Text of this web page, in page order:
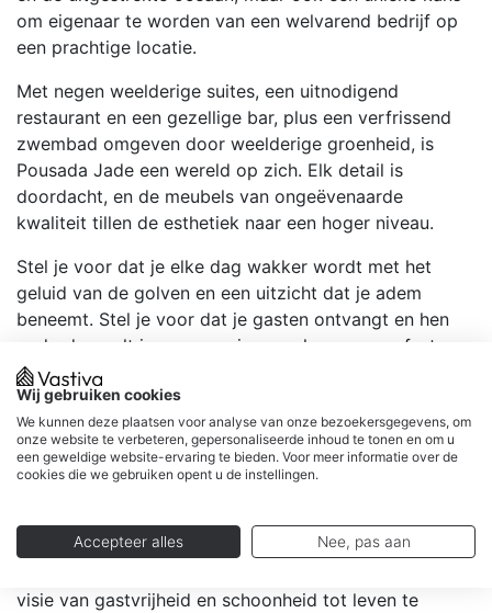
om eigenaar te worden van een welvarend bedrijf op
een prachtige locatie.
Met negen weelderige suites, een uitnodigend
restaurant en een gezellige bar, plus een verfrissend
zwembad omgeven door weelderige groenheid, is
Pousada Jade een wereld op zich. Elk detail is
doordacht, en de meubels van ongeëvenaarde
kwaliteit tillen de esthetiek naar een hoger niveau.
Stel je voor dat je elke dag wakker wordt met het
geluid van de golven en een uitzicht dat je adem
beneemt. Stel je voor dat je gasten ontvangt en hen
onderdompelt in een ervaring van luxe en comfort,
omringd door de natuurlijke schoonheid van Brazilië.
Deze pousada is niet alleen een plek om te verblijven,
maar een onvergetelijke ervaring die je met trots kunt
aanbieden.
een succesvol bedrijf op een locatie die rechtstreeks
uit een droom lijkt te komen. Waar wacht je nog op?
visie van gastvrijheid en schoonheid tot leven te
Wij gebruiken cookies
We kunnen deze plaatsen voor analyse van onze bezoekersgegevens, om
onze website te verbeteren, gepersonaliseerde inhoud te tonen en om u
een geweldige website-ervaring te bieden. Voor meer informatie over de
cookies die we gebruiken opent u de instellingen.
Accepteer alles Nee, pas aan